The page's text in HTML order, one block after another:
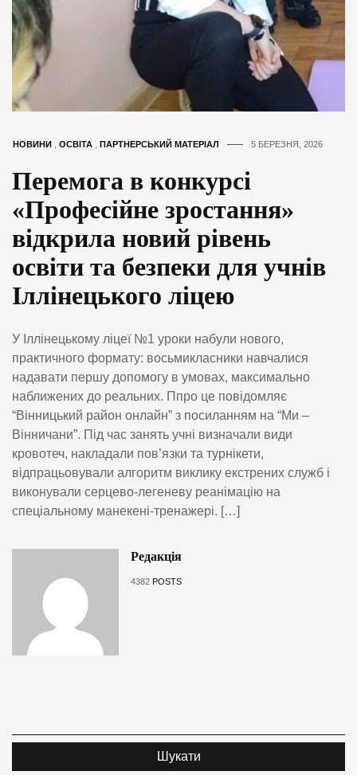
НОВИНИ ОСВІТА ПАРТНЕРСЬКИЙ МАТЕРІАЛ 5 БЕРЕЗНЯ, 2026
Перемога в конкурсі
«Професійне зростання»
відкрила новий рівень
освіти та безпеки для учнів
Іллінецького ліцею
У Іллінецькому ліцеї №1 уроки набули нового,
практичного формату: восьмикласники навчалися
надавати першу допомогу в умовах, максимально
наближених до реальних. Ппро це повідомляє
“Вінницький район онлайн” з посиланням на “Ми –
Вінничани”. Під час занять учні визначали види
кровотеч, накладали пов’язки та турнікети,
відпрацьовували алгоритм виклику екстрених служб і
виконували серцево-легеневу реанімацію на
спеціальному манекені-тренажері. […]
Редакція
4382 POSTS